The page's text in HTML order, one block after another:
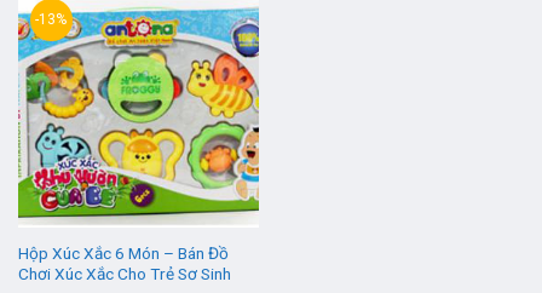
-13%
Hộp Xúc Xắc 6 Món – Bán Đồ
Chơi Xúc Xắc Cho Trẻ Sơ Sinh